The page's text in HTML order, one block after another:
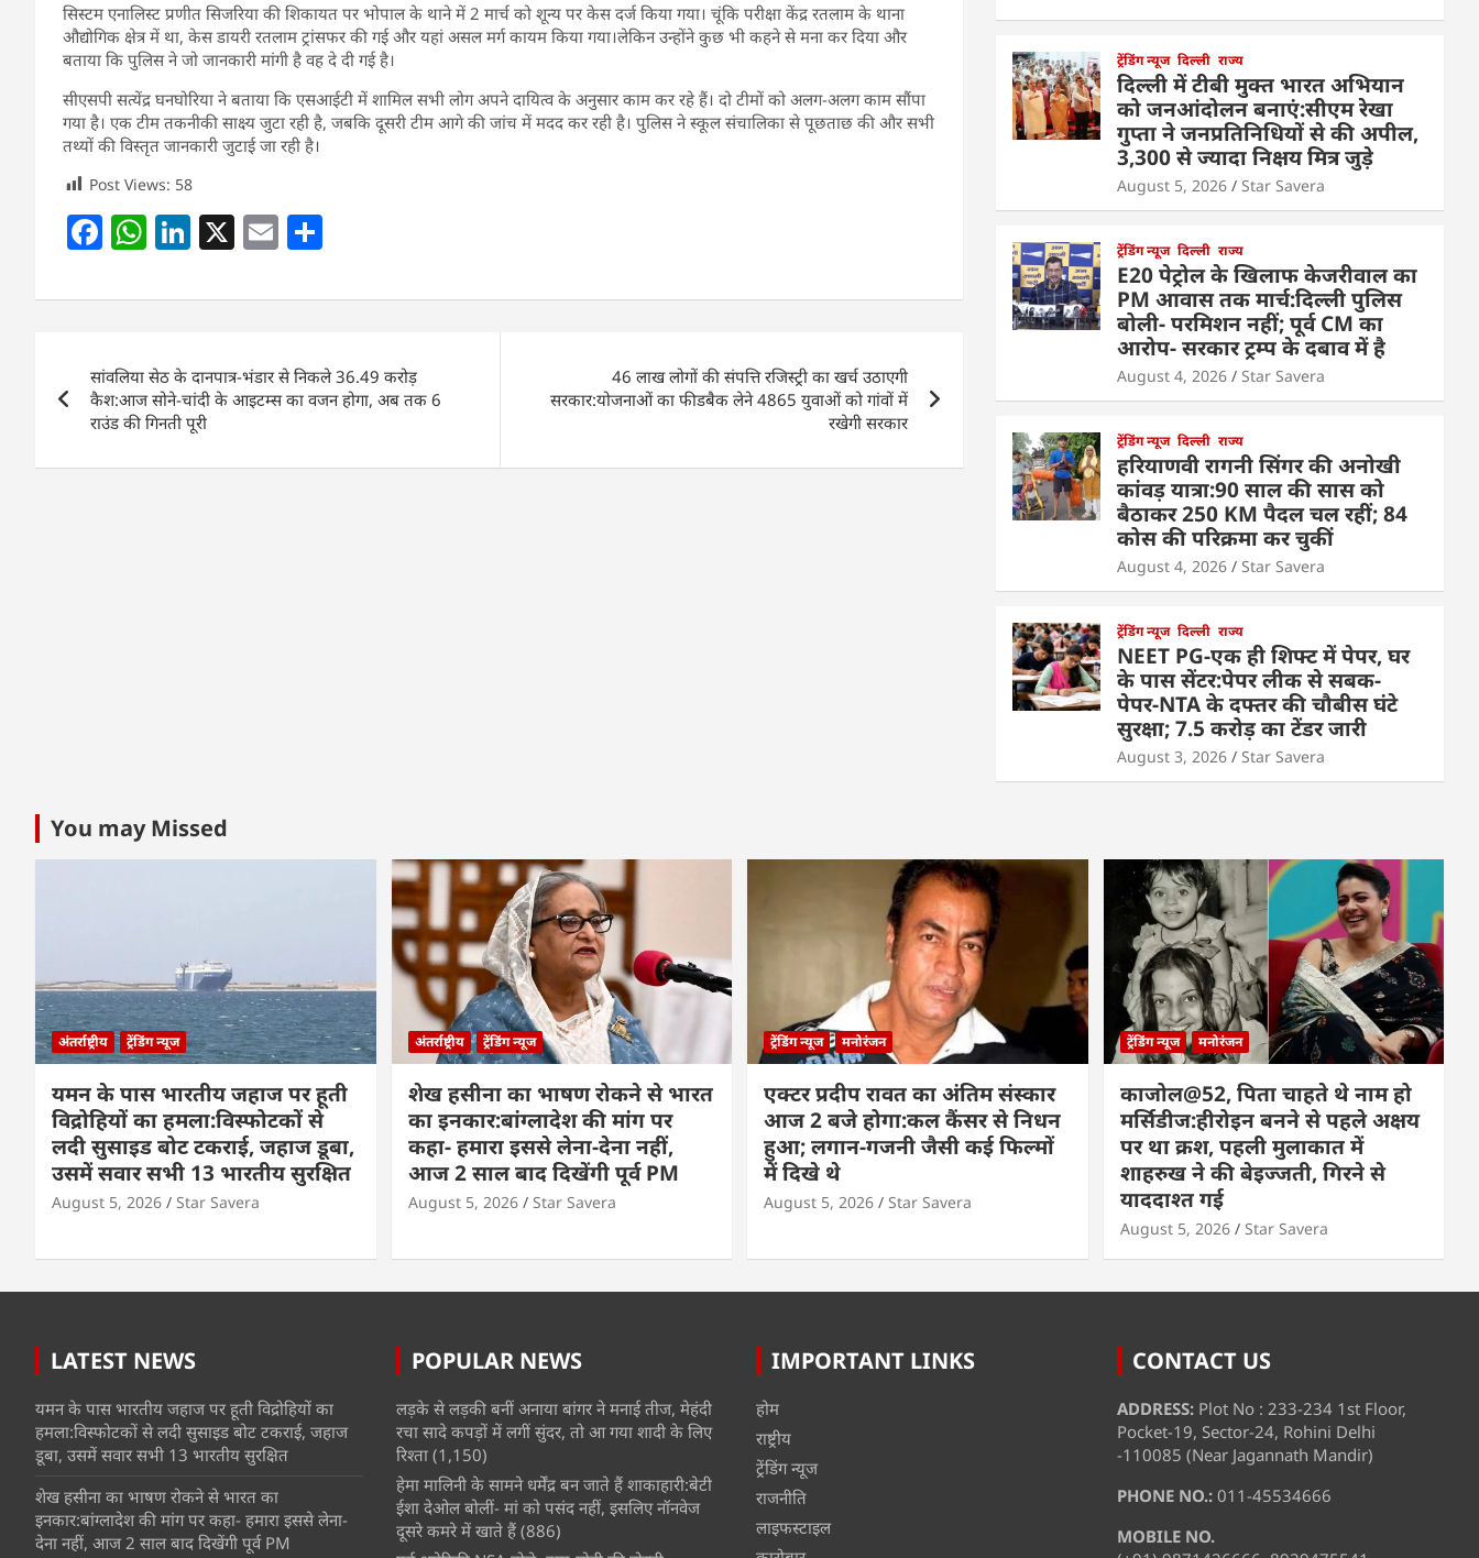
सिस्टम एनालिस्ट प्रणीत सिजरिया की शिकायत पर भोपाल के थाने में 2 मार्च को शून्य पर केस दर्ज किया गया। चूंकि परीक्षा केंद्र रतलाम के थाना
औद्योगिक क्षेत्र में था, केस डायरी रतलाम ट्रांसफर की गई और यहां असल मर्ग कायम किया गया।लेकिन उन्होंने कुछ भी कहने से मना कर दिया और
बताया कि पुलिस ने जो जानकारी मांगी है वह दे दी गई है।
सीएसपी सत्येंद्र घनघोरिया ने बताया कि एसआईटी में शामिल सभी लोग अपने दायित्व के अनुसार काम कर रहे हैं। दो टीमों को अलग-अलग काम सौंपा
गया है। एक टीम तकनीकी साक्ष्य जुटा रही है, जबकि दूसरी टीम आगे की जांच में मदद कर रही है। पुलिस ने स्कूल संचालिका से पूछताछ की और सभी
तथ्यों की विस्तृत जानकारी जुटाई जा रही है।
Post Views: 58
F
c
b
o
o
k
W
at
A
p
p
Li
k
dI
n
X E
ai ar
navigation
सांवलिया सेठ के दानपात्र-भंडार से निकले 36.49 करोड़
कैश:आज सोने-चांदी के आइटम्स का वजन होगा, अब तक 6
राउंड की गिनती पूरी
46 लाख लोगों की संपत्ति रजिस्ट्री का खर्च उठाएगी
सरकार:योजनाओं का फीडबैक लेने 4865 युवाओं को गांवों में
रखेगी सरकार
ट्रेंडिंग न्यूज दिल्ली राज्य
दिल्ली में टीबी मुक्त भारत अभियान
को जनआंदोलन बनाएं:सीएम रेखा
गुप्ता ने जनप्रतिनिधियों से की अपील,
3,300 से ज्यादा निक्षय मित्र जुड़े
August 5, 2026 Star Savera
ट्रेंडिंग न्यूज दिल्ली राज्य
E20 पेट्रोल के खिलाफ केजरीवाल का
PM आवास तक मार्च:दिल्ली पुलिस
बोली- परमिशन नहीं; पूर्व CM का
आरोप- सरकार ट्रम्प के दबाव में है
August 4, 2026 Star Savera
ट्रेंडिंग न्यूज दिल्ली राज्य
हरियाणवी रागनी सिंगर की अनोखी
कांवड़ यात्रा:90 साल की सास को
बैठाकर 250 KM पैदल चल रहीं; 84
कोस की परिक्रमा कर चुकीं
August 4, 2026 Star Savera
ट्रेंडिंग न्यूज दिल्ली राज्य
NEET PG-एक ही शिफ्ट में पेपर, घर
के पास सेंटर:पेपर लीक से सबक-
पेपर-NTA के दफ्तर की चौबीस घंटे
सुरक्षा; 7.5 करोड़ का टेंडर जारी
August 3, 2026 Star Savera
You may Missed
अंतर्राष्ट्रीय ट्रेंडिंग न्यूज
यमन के पास भारतीय जहाज पर हूती
विद्रोहियों का हमला:विस्फोटकों से
लदी सुसाइड बोट टकराई, जहाज डूबा,
उसमें सवार सभी 13 भारतीय सुरक्षित
August 5, 2026 Star Savera
अंतर्राष्ट्रीय ट्रेंडिंग न्यूज
शेख हसीना का भाषण रोकने से भारत
का इनकार:बांग्लादेश की मांग पर
कहा- हमारा इससे लेना-देना नहीं,
आज 2 साल बाद दिखेंगी पूर्व PM
August 5, 2026 Star Savera
ट्रेंडिंग न्यूज मनोरंजन
एक्टर प्रदीप रावत का अंतिम संस्कार
आज 2 बजे होगा:कल कैंसर से निधन
हुआ; लगान-गजनी जैसी कई फिल्मों
में दिखे थे
August 5, 2026 Star Savera
ट्रेंडिंग न्यूज मनोरंजन
काजोल@52, पिता चाहते थे नाम हो
मर्सिडीज:हीरोइन बनने से पहले अक्षय
पर था क्रश, पहली मुलाकात में
शाहरुख ने की बेइज्जती, गिरने से
याददाश्त गई
August 5, 2026 Star Savera
LATEST NEWS
यमन के पास भारतीय जहाज पर हूती विद्रोहियों का
हमला:विस्फोटकों से लदी सुसाइड बोट टकराई, जहाज
डूबा, उसमें सवार सभी 13 भारतीय सुरक्षित
शेख हसीना का भाषण रोकने से भारत का
इनकार:बांग्लादेश की मांग पर कहा- हमारा इससे लेना-
देना नहीं, आज 2 साल बाद दिखेंगी पूर्व PM
POPULAR NEWS
लड़के से लड़की बनीं अनाया बांगर ने मनाई तीज, मेहंदी
रचा सादे कपड़ों में लगीं सुंदर, तो आ गया शादी के लिए
रिश्ता (1,150)
हेमा मालिनी के सामने धर्मेंद्र बन जाते हैं शाकाहारी:बेटी
ईशा देओल बोलीं- मां को पसंद नहीं, इसलिए नॉनवेज
दूसरे कमरे में खाते हैं (886)
IMPORTANT LINKS
होम
राष्ट्रीय
ट्रेंडिंग न्यूज
राजनीति
लाइफस्टाइल
CONTACT US
ADDRESS: Plot No : 233-234 1st Floor,
Pocket-19, Sector-24, Rohini Delhi
-110085 (Near Jagannath Mandir)
PHONE NO.: 011-45534666
MOBILE NO.